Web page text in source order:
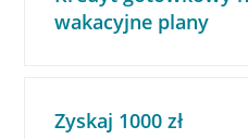
wakacyjne plany
Zyskaj 1000 zł